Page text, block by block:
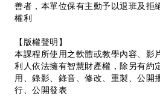
善者，本單位保有主動予以退班及拒
權利
【版權聲明】
本課程所使用之軟體或教學內容、影
利人依法擁有智慧財產權，除另有約
用、錄影、錄音、修改、重製、公開
行、公開發表